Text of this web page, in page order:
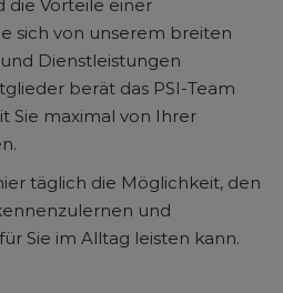
die Vorteile einer
sich von unserem breiten
Dienstleistungen
berät das PSI-Team
Sie maximal von Ihrer
täglich die Möglichkeit, den
und
Sie im Alltag leisten kann.